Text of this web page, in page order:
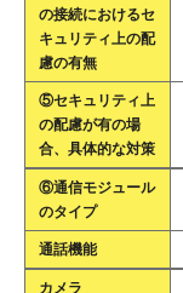
の接続におけるセ
キュリティ上の配
慮の有無
⑤セキュリティ上
の配慮が有の場
合、具体的な対策
⑥通信モジュール
のタイプ
通話機能
カメラ